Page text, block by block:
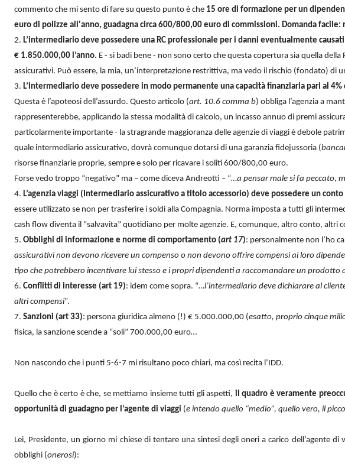
commento che mi sento di fare su questo punto è che 15 ore di formazione per un
euro di polizze all'anno, guadagna circa 600/800,00 euro di commissioni. Domanda facile:
2. L’intermediario deve possedere una RC professionale per i danni eventualmente
€ 1.850.000,00 l’anno. E - si badi bene - non sono certo che questa copertura sia quella
assicurativi. Può essere, la mia, un’interpretazione restrittiva, ma vedo il rischio (fondato) di
3. L’intermediario deve possedere in modo permanente una capacità finanziaria pari al
Questa è l’apoteosi dell’assurdo. Questo articolo (art. 10.6 comma b) obbliga l’agenzia a
rappresenterebbe, applicando la stessa modalità di calcolo, un incasso annuo di premi
particolarmente importante - la stragrande maggioranza delle agenzie di viaggi è debole
quale intermediario assicurativo, dovrà comunque dotarsi di una garanzia fidejussoria (
risorse finanziarie proprie, sempre e solo per ricavare i soliti 600/800,00 euro.
Forse vedo troppo “negativo” ma – come diceva Andreotti – “…a pensar male si fa peccato,
4. L’agenzia viaggi (Intermediario assicurativo a titolo accessorio) deve possedere un
essere utilizzato se non per trasferire i soldi alla Compagnia. Norma imposta a tutti gli
cash flow diventa il “salvavita” quotidiano per molte agenzie. E, comunque, altro conto, altri
5. Obblighi di informazione e norme di comportamento (art 17): personalmente non l’ho
assicurativi non devono ricevere un compenso o non devono offrire compensi ai loro
tipo che potrebbero incentivare lui stesso e i propri dipendenti a raccomandare un prodotto
6. Conflitti di interesse (art 19): idem come sopra. “…l’intermediario deve dichiarare al
altri compensi”.
7. Sanzioni (art 33): persona giuridica almeno (!) € 5.000.000,00 (esatto, proprio cinque
fisica, la sanzione scende a “soli” 700.000,00 euro…
Non nascondo che i punti 5-6-7 mi risultano poco chiari, ma così recita l’IDD.
Quello che è certo è che, se mettiamo insieme tutti gli aspetti, il quadro è veramente
opportunità di guadagno per l’agente di viaggi (e intendo quello “medio”, quello vero, il
Lei, Presidente, un giorno mi chiese di tentare una sintesi degli oneri a carico dell’agente
obblighi (onerosi):